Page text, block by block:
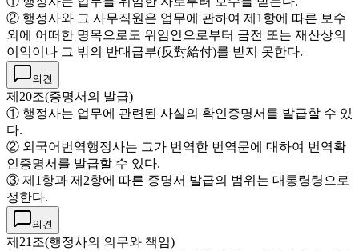
② 행정사와 그 사무직원은 업무에 관하여 제1항에 따른 보수
외에 어떠한 명목으로도 위임인으로부터 금전 또는 재산상의
이익이나 그 밖의 반대급부(反對給付)를 받지 못한다.
의견
제20조(증명서의 발급)
① 행정사는 업무에 관련된 사실의 확인증명서를 발급할 수 있
다.
② 외국어번역행정사는 그가 번역한 번역문에 대하여 번역확
인증명서를 발급할 수 있다.
③ 제1항과 제2항에 따른 증명서 발급의 범위는 대통령령으로
정한다.
의견
제21조(행정사의 의무와 책임)